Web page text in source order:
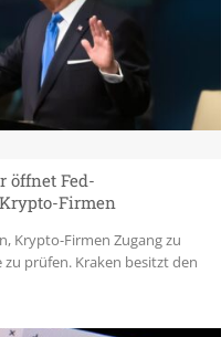
öffnet Fed-
Firmen
Krypto-Firmen Zugang zu
prüfen. Kraken besitzt den